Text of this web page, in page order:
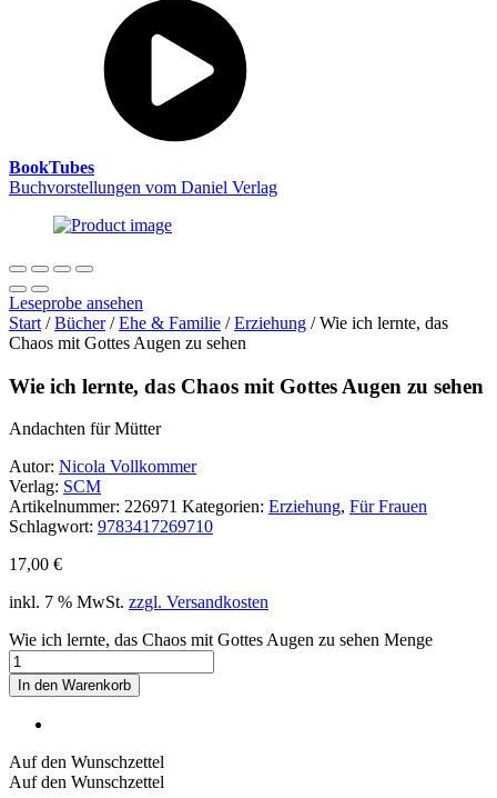
BookTubes
Buchvorstellungen vom Daniel Verlag
Leseprobe ansehen
Start /Bücher/Ehe & Familie /Erziehung / Wie ich lernte, das
Chaos mit Gottes Augen zu sehen
Wie ich lernte, das Chaos mit Gottes Augen zu sehen
Andachten für Mütter
Autor: Nicola Vollkommer
Verlag: SCM
Artikelnummer: 226971 Kategorien: Erziehung, Für Frauen
Schlagwort: 9783417269710
17,00 €
inkl. 7 % MwSt. zzgl. Versandkosten
Wie ich lernte, das Chaos mit Gottes Augen zu sehen Menge
In den Warenkorb
Auf den Wunschzettel
Auf den Wunschzettel